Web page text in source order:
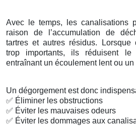
Avec le temps, les canalisations
raison de l’accumulation de
tartres et autres résidus. Lorsque
trop importants, ils réduisent le
entraînant un écoulement lent ou
Un dégorgement est donc
✅ Éliminer les obstructions
✅ Éviter les mauvaises odeurs
✅ Éviter les dommages aux